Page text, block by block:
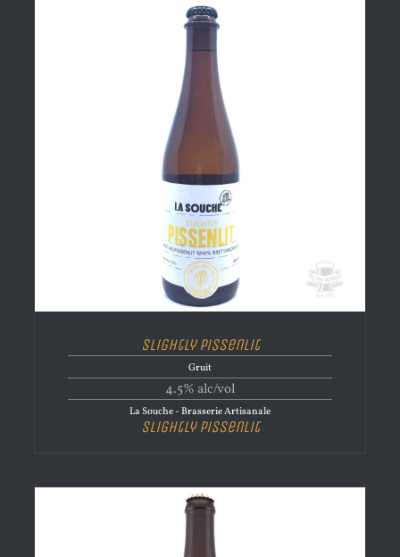
Slightly Pissenlit
Gruit
4.5% alc/vol
La Souche - Brasserie Artisanale
Slightly Pissenlit